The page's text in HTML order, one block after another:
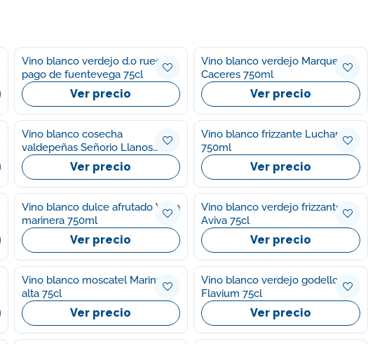
Vino blanco verdejo d.o rueda
pago de fuentevega 75cl
Ver precio
Vino blanco verdejo Marques
Caceres 750ml
Ver precio
Vino blanco cosecha
valdepeñas Señorio Llanos
750ml
Ver precio
Vino blanco frizzante Luchana
750ml
Ver precio
Vino blanco dulce afrutado Vega
marinera 750ml
Ver precio
Vino blanco verdejo frizzante
Aviva 75cl
Ver precio
Vino blanco moscatel Marina
alta 75cl
Ver precio
Vino blanco verdejo godello
Flavium 75cl
Ver precio